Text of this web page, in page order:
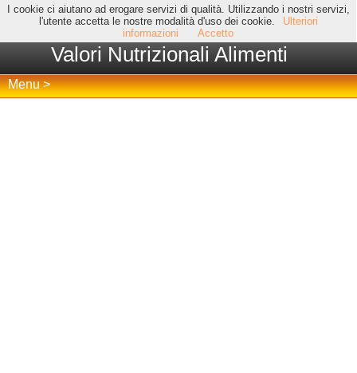
I cookie ci aiutano ad erogare servizi di qualità. Utilizzando i nostri servizi,
l'utente accetta le nostre modalità d'uso dei cookie.
Ulteriori
informazioni
Accetto
Valori Nutrizionali Alimenti
Menu >